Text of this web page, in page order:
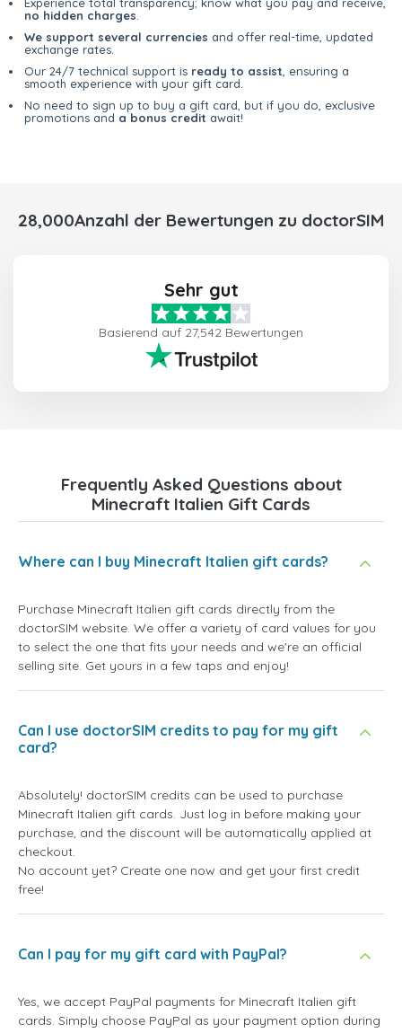
no hidden charges
We support several currencies and offer real-time, updated
exchange rates.
Our 24/7 technical support is ready to assist , ensuring a
smooth experience with your gift card.
No need to sign up to buy a gift card, but if you do, exclusive
promotions and a bonus credit await!
28,000Anzahl der Bewertungen zu doctorSIM
Sehr gut
Basierend auf 27,542 Bewertungen
Frequently Asked Questions about
Minecraft Italien Gift Cards
Where can I buy Minecraft Italien gift cards?
Purchase Minecraft Italien gift cards directly from the
doctorSIM website. We offer a variety of card values for you
to select the one that fits your needs and we're an official
selling site. Get yours in a few taps and enjoy!
Can I use doctorSIM credits to pay for my gift
card?
Absolutely! doctorSIM credits can be used to purchase
Minecraft Italien gift cards. Just log in before making your
purchase, and the discount will be automatically applied at
checkout.
No account yet? Create one now and get your first credit
free!
Can I pay for my gift card with PayPal?
Yes, we accept PayPal payments for Minecraft Italien gift
cards. Simply choose PayPal as your payment option during